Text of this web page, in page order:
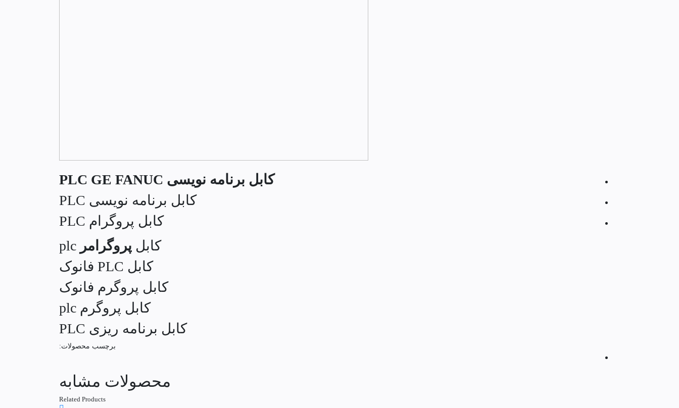
کابل برنامه نویسی PLC GE FANUC
کابل برنامه نویسی PLC
کابل پروگرام PLC
کابل پروگرامر
کابل PLC فانوک
کابل پروگرم فانوک
کابل پروگرم plc
کابل برنامه ریزی PLC
برچسب محصولات:
محصولات مشابه
Related Products